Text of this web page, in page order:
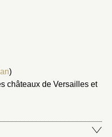
)
châteaux de Versailles et